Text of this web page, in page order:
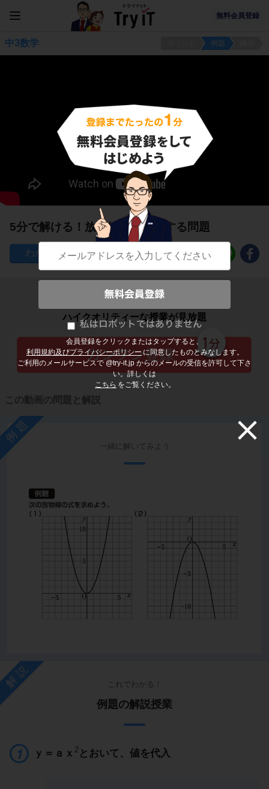
無料会員登録
会員登録をクリックまたはタップすると、
利用規約及びプライバシーポリシー に同意したものとみなします。
ご利用のメールサービスで @try-it.jp からのメールの受信を許可して下さ
い。詳しくは
こちら をご覧ください。
中3数学 例題
5分で解ける！放物線の式に関する問題
62
子どもの勉強から大人の学び直しまで
ハイクオリティーな授業が見放題
この動画の問題と解説
例題
一緒に解いてみよう
解説 これでわかる！
例題の解説授業
ｙ＝ａｘ 2 とおいて、値を代入